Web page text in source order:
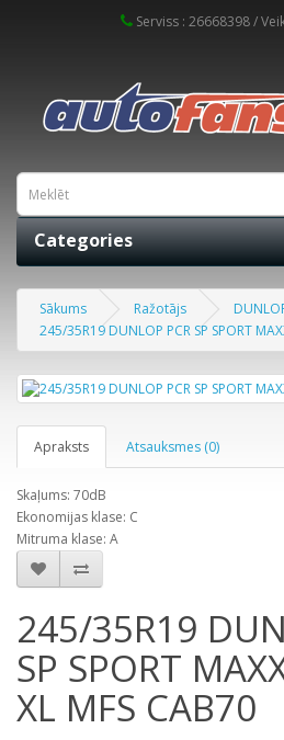
Serviss : 26668398 /
Categories
Sākums Ražotājs
245/35R19 DUNLOP PCR SP SPORT
Apraksts Atsauksmes (0)
Skaļums: 70dB
Ekonomijas klase: C
Mitruma klase: A
245/35R19
SP SPORT
XL MFS CAB70